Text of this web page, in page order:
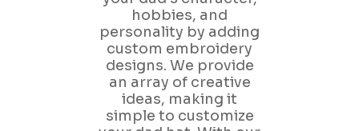
hobbies, and
personality by adding
custom embroidery
designs. We provide
an array of creative
ideas, making it
simple to customize